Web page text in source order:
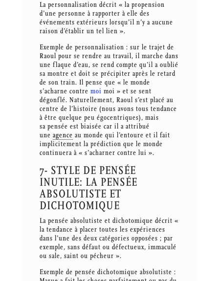
La personnalisation décrit « la propension
d’une personne à rapporter à elle des
événements extérieurs lorsqu’il n’y a aucune
raison d’établir un tel lien ».
Exemple de personnalisation : sur le trajet de
Raoul pour se rendre au travail, il marche dans
une flaque d’eau, se rend compte qu’il a oublié
sa montre et doit se précipiter après le retard
de son train. Il pense que « le monde
s’acharne contre moi moi » et se sent
dégonflé. Naturellement, Raoul s’est placé au
centre de l’histoire (nous avons tous tendance
à être quelque peu égocentriques), mais
sa pensée est biaisée car il a attribué
une agence au monde qui l’entoure et il fait
implicitement la prédiction que le monde
continuera à « s’acharner contre lui ».
7- STYLE DE PENSÉE
INUTILE: LA PENSÉE
ABSOLUTISTE ET
DICHOTOMIQUE
La pensée absolutiste et dichotomique décrit «
la tendance à placer toutes les expériences
dans l’une des deux catégories opposées ; par
exemple, sans défaut ou défectueux, immaculé
ou sale, saint ou pécheur ».
Exemple de pensée dichotomique absolutiste :